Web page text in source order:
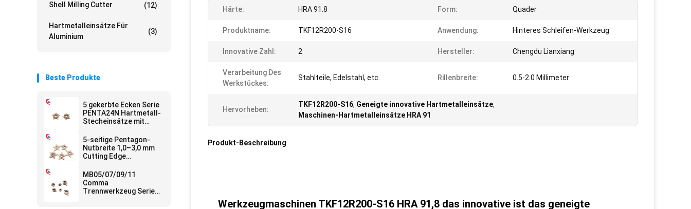
Shell Milling Cutter (12)
Hartmetalleinsätze Für
Aluminium
(3)
Beste Produkte
5 gekerbte Ecken Serie
PENTA24N Hartmetall-
Stecheinsätze mit
und geringem
Verschleiß
5-seitige Pentagon-
Nutbreite 1,0–3,0 mm
Cutting Edge
Hartmetall-
Nuteinsätze
MB05/07/09/11
Comma
Trennwerkzeug Serie
Härte: HRA 91.8 Form: Quader
Produktname: TKF12R200-S16 Anwendung: Hinteres Schleifen-Werkzeug
Innovative Zahl: 2 Hersteller: Chengdu Lianxiang
Verarbeitung Des
Werkstückes:
Stahlteile, Edelstahl, etc. Rillenbreite: 0.5-2.0 Millimeter
Hervorheben:
TKF12R200-S16, Geneigte innovative Hartmetalleinsätze,
Maschinen-Hartmetalleinsätze HRA 91
Produkt-Beschreibung
Werkzeugmaschinen TKF12R200-S16 HRA 91,8 das innovative ist das geneigte